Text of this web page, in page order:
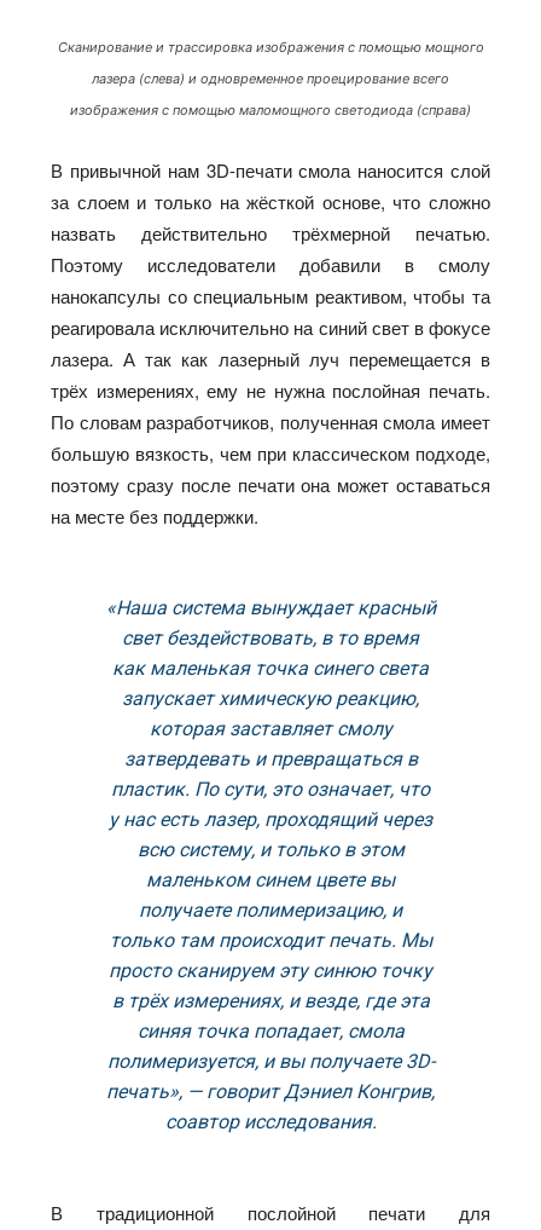
Сканирование и трассировка изображения с помощью мощного
лазера (слева) и одновременное проецирование всего
изображения с помощью маломощного светодиода (справа)
В привычной нам 3D-печати смола наносится слой
за слоем и только на жёсткой основе, что сложно
назвать действительно трёхмерной печатью.
Поэтому исследователи добавили в смолу
нанокапсулы со специальным реактивом, чтобы та
реагировала исключительно на синий свет в фокусе
лазера. А так как лазерный луч перемещается в
трёх измерениях, ему не нужна послойная печать.
По словам разработчиков, полученная смола имеет
большую вязкость, чем при классическом подходе,
поэтому сразу после печати она может оставаться
на месте без поддержки.
«Наша система вынуждает красный
свет бездействовать, в то время
как маленькая точка синего света
запускает химическую реакцию,
которая заставляет смолу
затвердевать и превращаться в
пластик. По сути, это означает, что
у нас есть лазер, проходящий через
всю систему, и только в этом
маленьком синем цвете вы
получаете полимеризацию, и
только там происходит печать. Мы
просто сканируем эту синюю точку
в трёх измерениях, и везде, где эта
синяя точка попадает, смола
полимеризуется, и вы получаете 3D-
печать», — говорит Дэниел Конгрив,
соавтор исследования.
В традиционной послойной печати для